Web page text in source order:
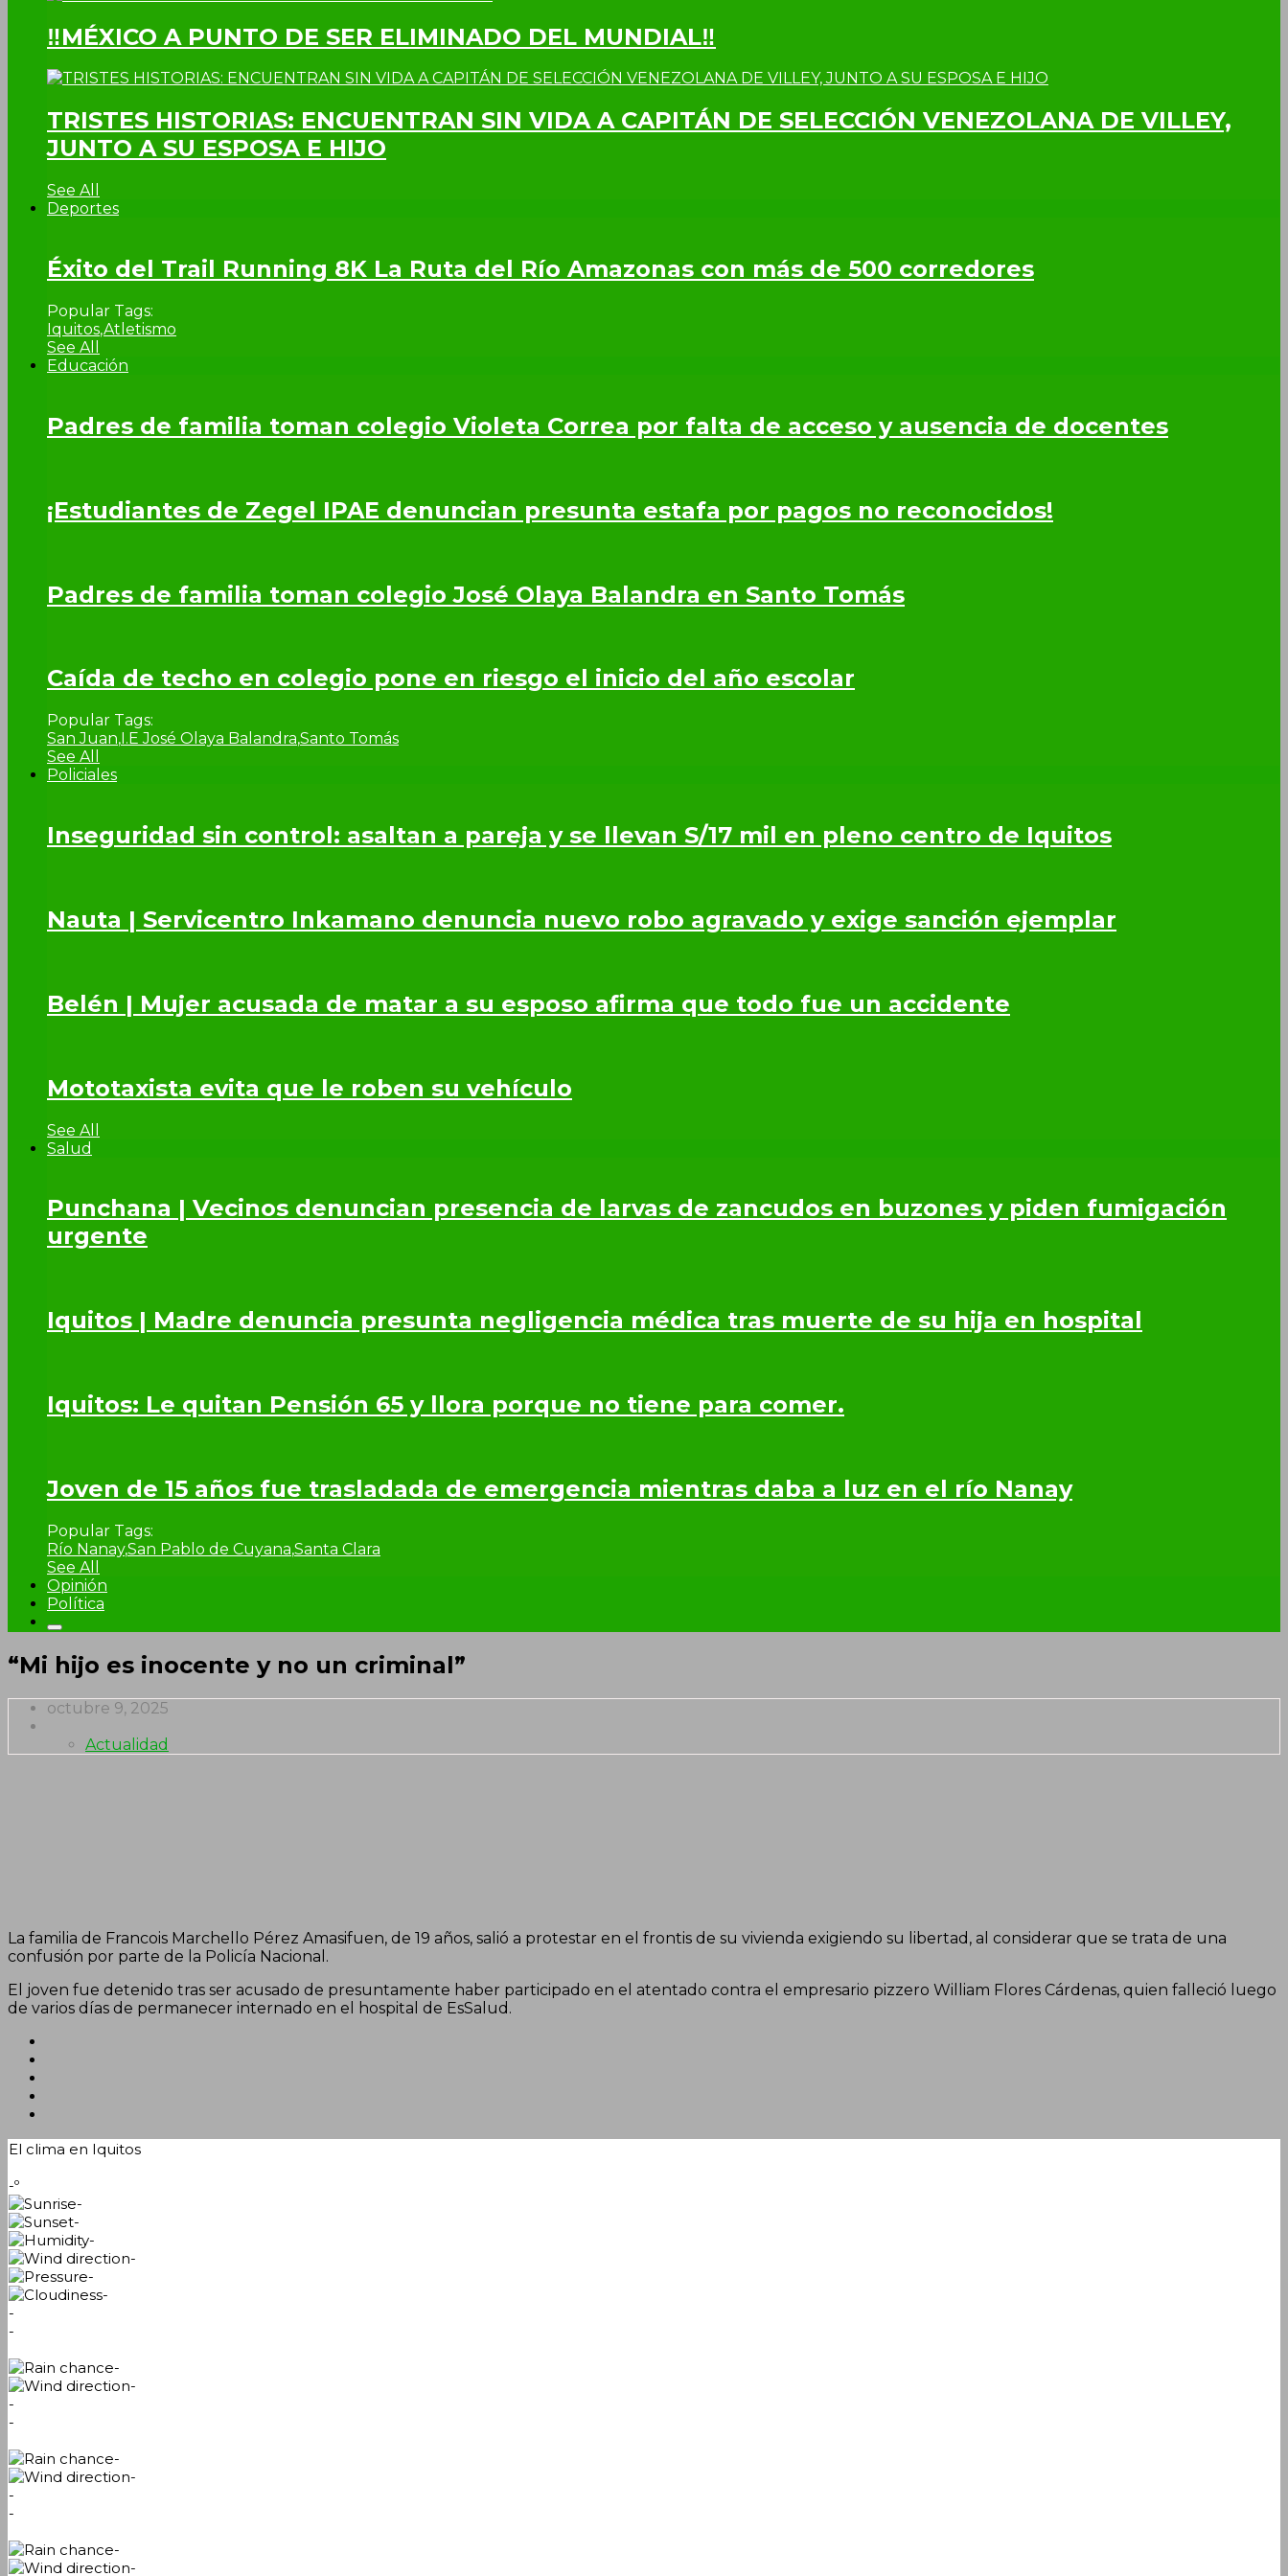
‼MÉXICO A PUNTO DE SER ELIMINADO DEL MUNDIAL‼
TRISTES HISTORIAS: ENCUENTRAN SIN VIDA A CAPITÁN DE SELECCIÓN VENEZOLANA DE VILLEY,
JUNTO A SU ESPOSA E HIJO
See All
Deportes
Éxito del Trail Running 8K La Ruta del Río Amazonas con más de 500 corredores
Popular Tags:
Iquitos,Atletismo
See All
Educación
Padres de familia toman colegio Violeta Correa por falta de acceso y ausencia de docentes
¡Estudiantes de Zegel IPAE denuncian presunta estafa por pagos no reconocidos!
Padres de familia toman colegio José Olaya Balandra en Santo Tomás
Caída de techo en colegio pone en riesgo el inicio del año escolar
Popular Tags:
San Juan, I.E José Olaya Balandra,Santo Tomás
See All
Policiales
Inseguridad sin control: asaltan a pareja y se llevan S/17 mil en pleno centro de Iquitos
Nauta | Servicentro Inkamano denuncia nuevo robo agravado y exige sanción ejemplar
Belén | Mujer acusada de matar a su esposo afirma que todo fue un accidente
Mototaxista evita que le roben su vehículo
See All
Salud
Punchana | Vecinos denuncian presencia de larvas de zancudos en buzones y piden fumigación
urgente
Iquitos | Madre denuncia presunta negligencia médica tras muerte de su hija en hospital
Iquitos: Le quitan Pensión 65 y llora porque no tiene para comer.
Joven de 15 años fue trasladada de emergencia mientras daba a luz en el río Nanay
Popular Tags:
Río Nanay,San Pablo de Cuyana,Santa Clara
See All
Opinión
Política
“Mi hijo es inocente y no un criminal”
octubre 9, 2025
Actualidad
La familia de Francois Marchello Pérez Amasifuen, de 19 años, salió a protestar en el frontis de su vivienda exigiendo su libertad, al considerar que se trata de una
confusión por parte de la Policía Nacional.
El joven fue detenido tras ser acusado de presuntamente haber participado en el atentado contra el empresario pizzero William Flores Cárdenas, quien falleció luego
de varios días de permanecer internado en el hospital de EsSalud.
El clima en Iquitos
-º
-
-
-
-
-
-
-
-
-
-
-
-
-
-
-
-
-
-